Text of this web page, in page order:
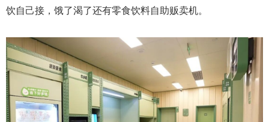
饮自己接，饿了渴了还有零食饮料自助贩卖机。